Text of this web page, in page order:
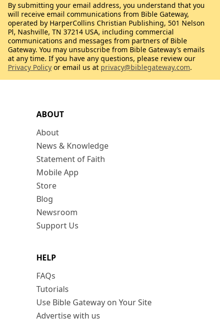
ABOUT
About
News & Knowledge
Statement of Faith
Mobile App
Store
Blog
Newsroom
Support Us
HELP
FAQs
Tutorials
Use Bible Gateway on Your Site
Advertise with us
By submitting your email address, you understand that you
will receive email communications from Bible Gateway,
operated by HarperCollins Christian Publishing, 501 Nelson
Pl, Nashville, TN 37214 USA, including commercial
communications and messages from partners of Bible
Gateway. You may unsubscribe from Bible Gateway’s emails
at any time. If you have any questions, please review our
Privacy Policy or email us at privacy@biblegateway.com.